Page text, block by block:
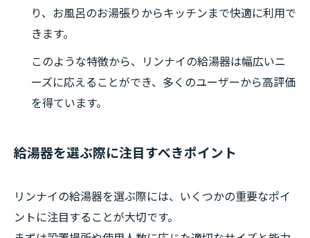
り、お風呂のお湯張りからキッチンまで快適に利用で
きます。
このような特徴から、リンナイの給湯器は幅広いニ
ーズに応えることができ、多くのユーザーから高評価
を得ています。
給湯器を選ぶ際に注目すべきポイント
リンナイの給湯器を選ぶ際には、いくつかの重要なポイ
ントに注目することが大切です。